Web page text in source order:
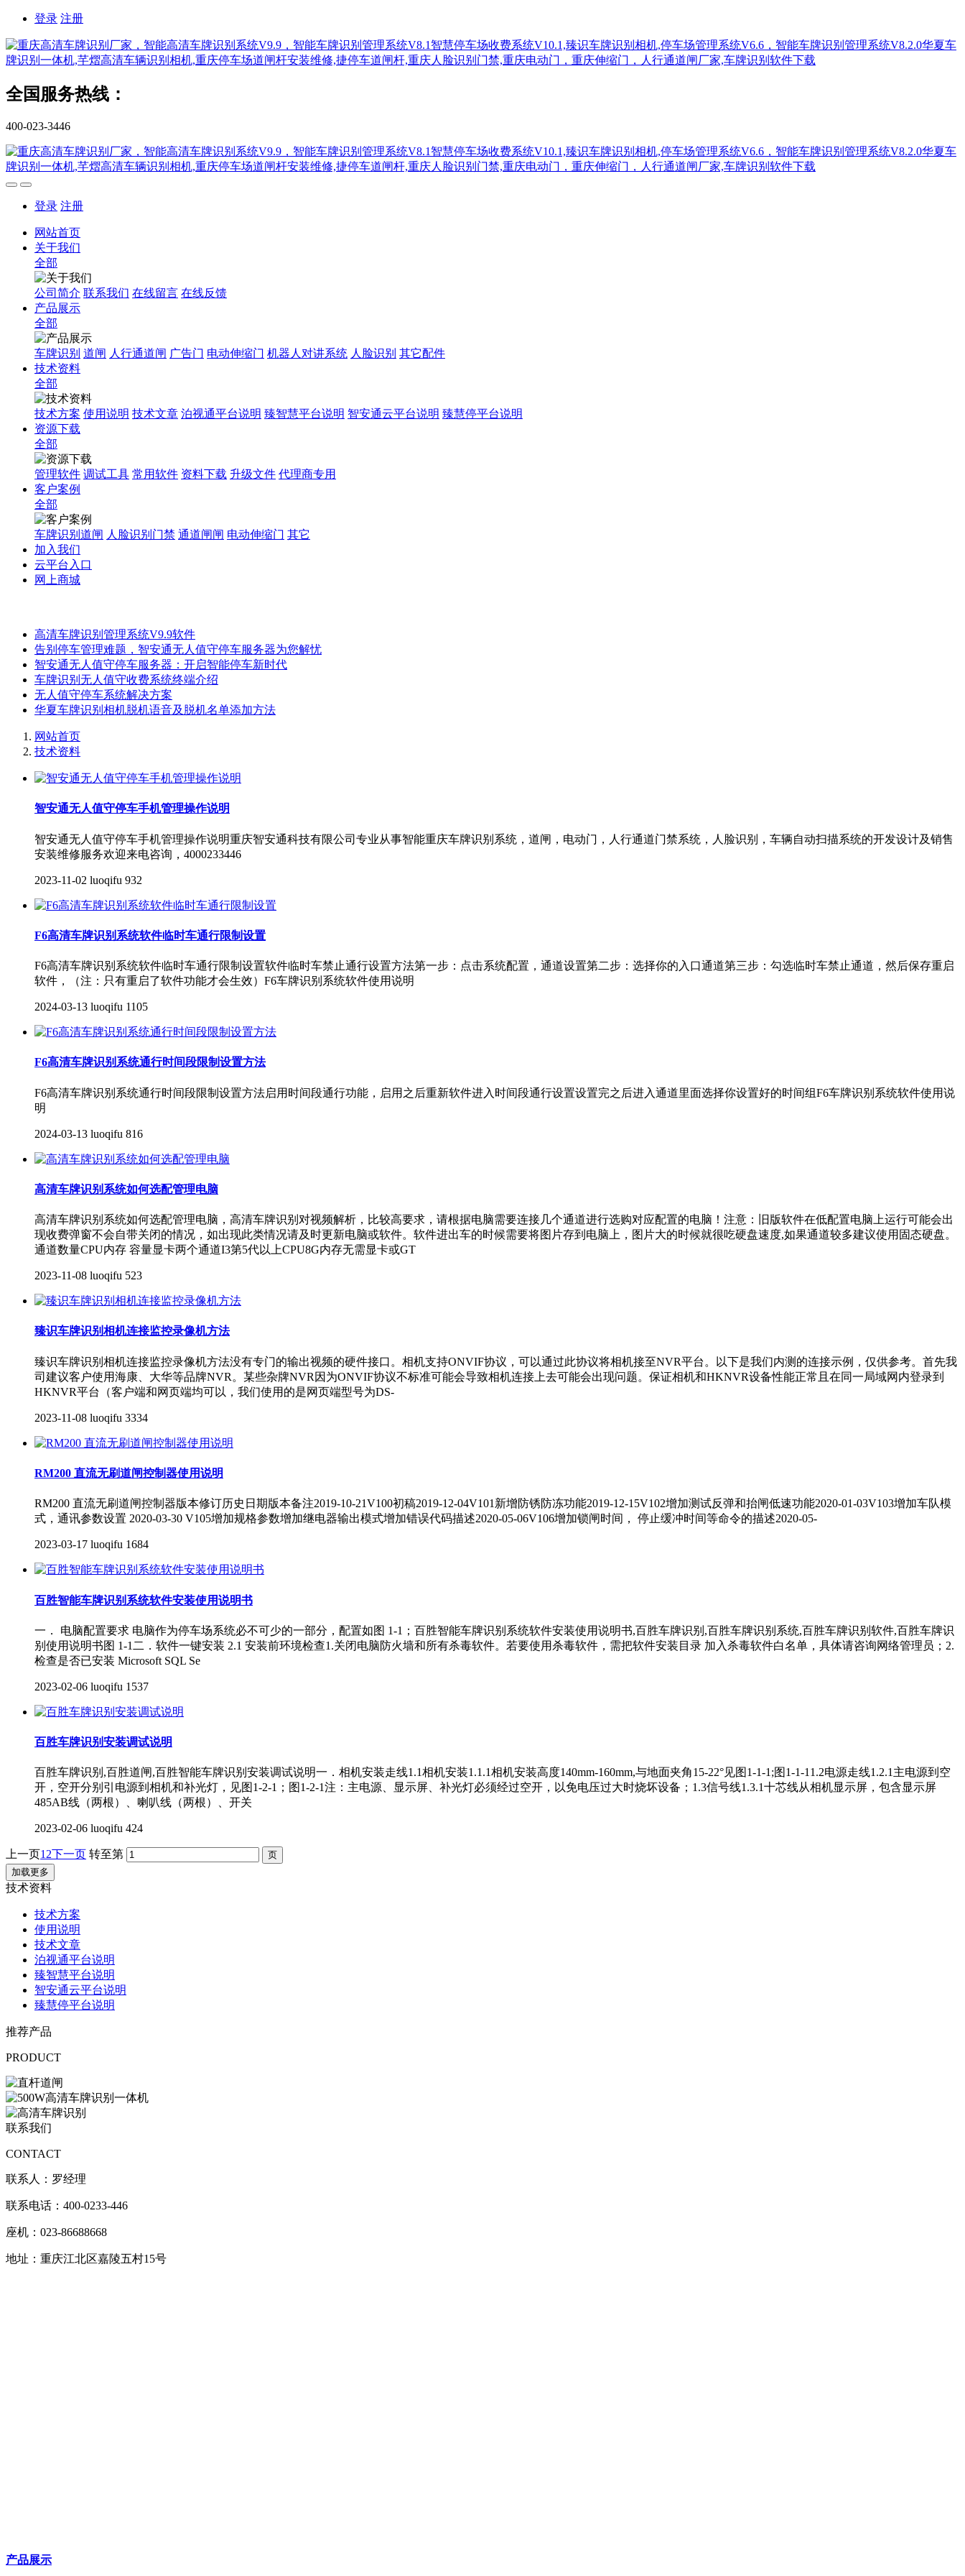
登录 注册
全国服务热线：
400-023-3446
登录 注册
网站首页
关于我们
全部
公司简介 联系我们 在线留言 在线反馈
产品展示
全部
车牌识别 道闸 人行通道闸 广告门 电动伸缩门 机器人对讲系统 人脸识别 其它配件
技术资料
全部
技术方案 使用说明 技术文章 泊视通平台说明 臻智慧平台说明 智安通云平台说明 臻慧停平台说明
资源下载
全部
管理软件 调试工具 常用软件 资料下载 升级文件 代理商专用
客户案例
全部
车牌识别道闸 人脸识别门禁 通道闸闸 电动伸缩门 其它
加入我们
云平台入口
网上商城
高清车牌识别管理系统V9.9软件
告别停车管理难题，智安通无人值守停车服务器为您解忧
智安通无人值守停车服务器：开启智能停车新时代
车牌识别无人值守收费系统终端介绍
无人值守停车系统解决方案
华夏车牌识别相机脱机语音及脱机名单添加方法
网站首页
技术资料
智安通无人值守停车手机管理操作说明
智安通无人值守停车手机管理操作说明重庆智安通科技有限公司专业从事智能重庆车牌识别系统，道闸，电动门，人行通道门禁系统，人脸识别，车辆自动扫描系统的开发设计及销售
安装维修服务欢迎来电咨询，4000233446
2023-11-02 luoqifu 932
F6高清车牌识别系统软件临时车通行限制设置
F6高清车牌识别系统软件临时车通行限制设置软件临时车禁止通行设置方法第一步：点击系统配置，通道设置第二步：选择你的入口通道第三步：勾选临时车禁止通道，然后保存重启
软件，（注：只有重启了软件功能才会生效）F6车牌识别系统软件使用说明
2024-03-13 luoqifu 1105
F6高清车牌识别系统通行时间段限制设置方法
F6高清车牌识别系统通行时间段限制设置方法启用时间段通行功能，启用之后重新软件进入时间段通行设置设置完之后进入通道里面选择你设置好的时间组F6车牌识别系统软件使用说
明
2024-03-13 luoqifu 816
高清车牌识别系统如何选配管理电脑
高清车牌识别系统如何选配管理电脑，高清车牌识别对视频解析，比较高要求，请根据电脑需要连接几个通道进行选购对应配置的电脑！注意：旧版软件在低配置电脑上运行可能会出
现收费弹窗不会自带关闭的情况，如出现此类情况请及时更新电脑或软件。软件进出车的时候需要将图片存到电脑上，图片大的时候就很吃硬盘速度,如果通道较多建议使用固态硬盘。
通道数量CPU内存 容量显卡两个通道I3第5代以上CPU8G内存无需显卡或GT
2023-11-08 luoqifu 523
臻识车牌识别相机连接监控录像机方法
臻识车牌识别相机连接监控录像机方法没有专门的输出视频的硬件接口。相机支持ONVIF协议，可以通过此协议将相机接至NVR平台。以下是我们内测的连接示例，仅供参考。首先我
司建议客户使用海康、大华等品牌NVR。某些杂牌NVR因为ONVIF协议不标准可能会导致相机连接上去可能会出现问题。保证相机和HKNVR设备性能正常且在同一局域网内登录到
HKNVR平台（客户端和网页端均可以，我们使用的是网页端型号为DS-
2023-11-08 luoqifu 3334
RM200 直流无刷道闸控制器使用说明
RM200 直流无刷道闸控制器版本修订历史日期版本备注2019-10-21V100初稿2019-12-04V101新增防锈防冻功能2019-12-15V102增加测试反弹和抬闸低速功能2020-01-03V103增加车队模
式，通讯参数设置 2020-03-30 V105增加规格参数增加继电器输出模式增加错误代码描述2020-05-06V106增加锁闸时间， 停止缓冲时间等命令的描述2020-05-
2023-03-17 luoqifu 1684
百胜智能车牌识别系统软件安装使用说明书
一． 电脑配置要求 电脑作为停车场系统必不可少的一部分，配置如图 1-1；百胜智能车牌识别系统软件安装使用说明书,百胜车牌识别,百胜车牌识别系统,百胜车牌识别软件,百胜车牌识
别使用说明书图 1-1二．软件一键安装 2.1 安装前环境检查1.关闭电脑防火墙和所有杀毒软件。若要使用杀毒软件，需把软件安装目录 加入杀毒软件白名单，具体请咨询网络管理员；2.
检查是否已安装 Microsoft SQL Se
2023-02-06 luoqifu 1537
百胜车牌识别安装调试说明
百胜车牌识别,百胜道闸,百胜智能车牌识别安装调试说明一．相机安装走线1.1相机安装1.1.1相机安装高度140mm-160mm,与地面夹角15-22°见图1-1-1;图1-1-11.2电源走线1.2.1主电源到空
开，空开分别引电源到相机和补光灯，见图1-2-1；图1-2-1注：主电源、显示屏、补光灯必须经过空开，以免电压过大时烧坏设备；1.3信号线1.3.1十芯线从相机显示屏，包含显示屏
485AB线（两根）、喇叭线（两根）、开关
2023-02-06 luoqifu 424
上一页1 2下一页 转至第
加载更多
技术资料
技术方案
使用说明
技术文章
泊视通平台说明
臻智慧平台说明
智安通云平台说明
臻慧停平台说明
推荐产品
PRODUCT
联系我们
CONTACT
联系人：罗经理
联系电话：400-0233-446
座机：023-86688668
地址：重庆江北区嘉陵五村15号
产品展示